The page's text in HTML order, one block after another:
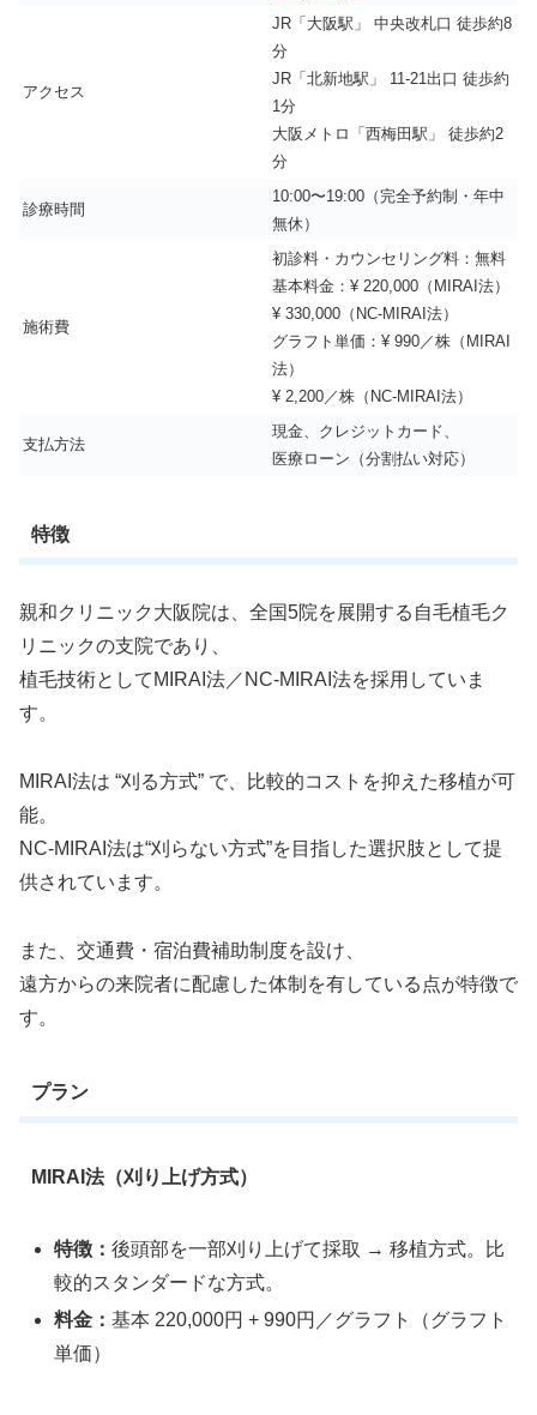
アクセス
JR「大阪駅」 中央改札口 徒歩約8
分
JR「北新地駅」 11-21出口 徒歩約
1分
大阪メトロ「西梅田駅」 徒歩約2
分
診療時間
10:00〜19:00（完全予約制・年中
無休）
施術費
初診料・カウンセリング料：無料
基本料金：¥ 220,000（MIRAI法）
¥ 330,000（NC-MIRAI法）
グラフト単価：¥ 990／株（MIRAI
法）
¥ 2,200／株（NC-MIRAI法）
支払方法
現金、クレジットカード、
医療ローン（分割払い対応）
特徴
親和クリニック大阪院は、全国5院を展開する自毛植毛ク
リニックの支院であり、
植毛技術としてMIRAI法／NC-MIRAI法を採用していま
す。
MIRAI法は “刈る方式” で、比較的コストを抑えた移植が可
能。
NC-MIRAI法は“刈らない方式”を目指した選択肢として提
供されています。
また、交通費・宿泊費補助制度を設け、
遠方からの来院者に配慮した体制を有している点が特徴で
す。
プラン
MIRAI法（刈り上げ方式）
特徴：後頭部を一部刈り上げて採取 → 移植方式。比
較的スタンダードな方式。
料金：基本 220,000円 + 990円／グラフト（グラフト
単価）